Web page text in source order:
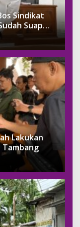
Sindikat
Suap
Lakukan
Tambang